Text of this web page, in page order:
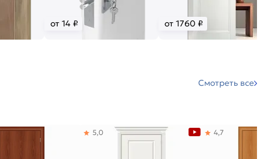
от 14 ₽ от 1760 ₽
Смотреть все
5,0 4,7